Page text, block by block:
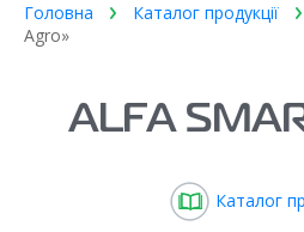
Головна Каталог продукції
Agro»
ALFA
Каталог